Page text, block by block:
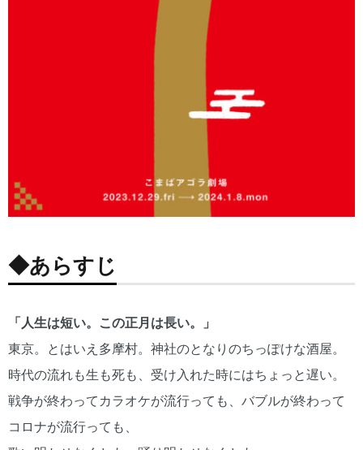
◆あらすじ
「人生は短い。この正月は長い。」
東京。とはいえ多摩村。神社のとなりのちっぽけな酒屋。
時代の流れも生も死も、受け入れた時にはちょっと遅い。
戦争が終わってカラオケが流行っても、バブルが終わって
コロナが流行っても、